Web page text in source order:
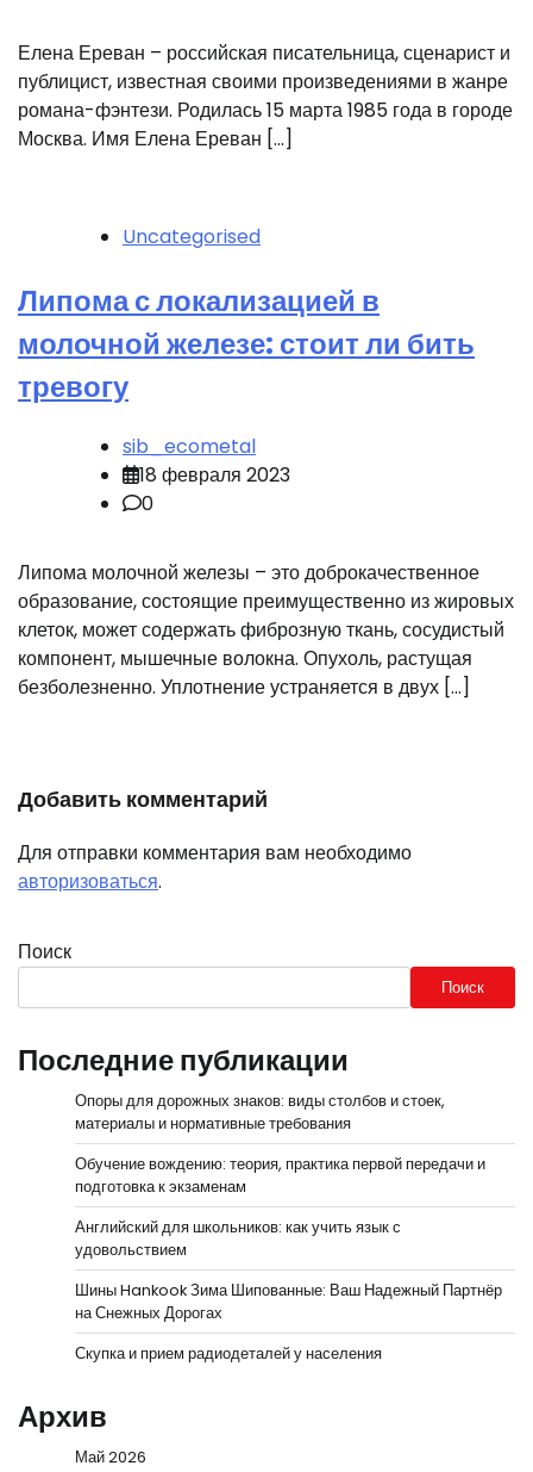
Елена Ереван – российская писательница, сценарист и
публицист, известная своими произведениями в жанре
романа-фэнтези. Родилась 15 марта 1985 года в городе
Москва. Имя Елена Ереван […]
Uncategorised
Липома с локализацией в
молочной железе: стоит ли бить
тревогу
sib_ecometal
18 февраля 2023
0
Липома молочной железы – это доброкачественное
образование, состоящие преимущественно из жировых
клеток, может содержать фиброзную ткань, сосудистый
компонент, мышечные волокна. Опухоль, растущая
безболезненно. Уплотнение устраняется в двух […]
Добавить комментарий
Для отправки комментария вам необходимо
авторизоваться.
Поиск
Поиск
Последние публикации
Опоры для дорожных знаков: виды столбов и стоек,
материалы и нормативные требования
Обучение вождению: теория, практика первой передачи и
подготовка к экзаменам
Английский для школьников: как учить язык с
удовольствием
Шины Hankook Зима Шипованные: Ваш Надежный Партнёр
на Снежных Дорогах
Скупка и прием радиодеталей у населения
Архив
Май 2026